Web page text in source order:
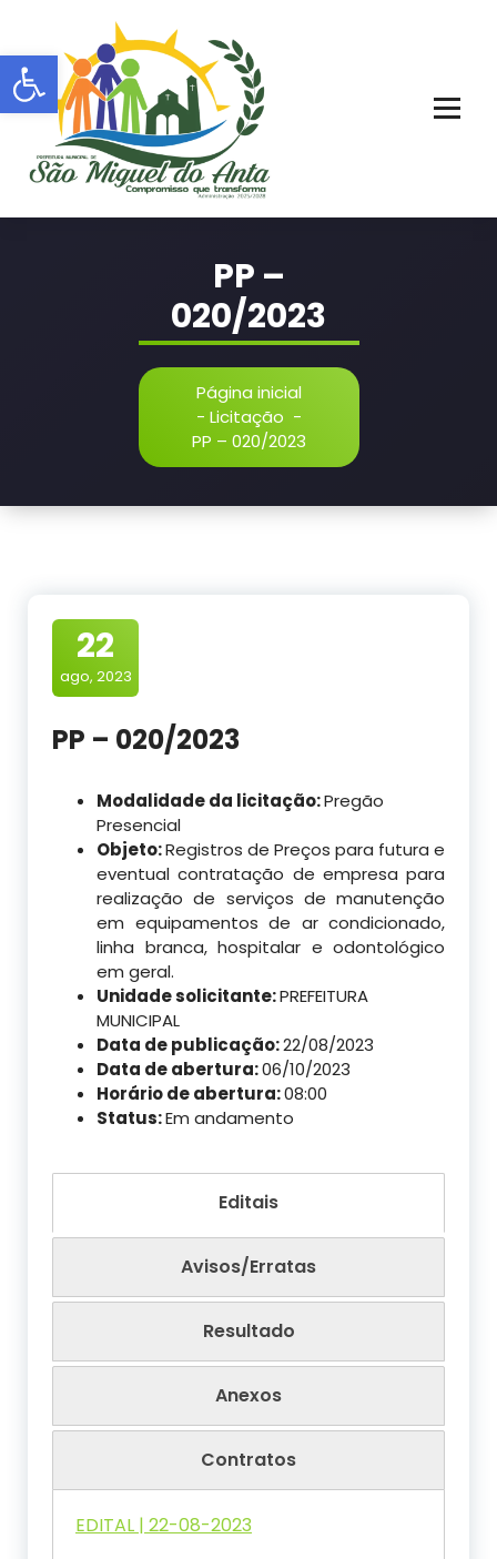
Barra de Ferramentas Aberta
o
conteúdo
PP –
020/2023
Página inicial
- Licitação -
PP – 020/2023
22
ago, 2023
PP – 020/2023
Modalidade da licitação:Pregão
Presencial
Objeto:Registros de Preços para futura e
eventual contratação de empresa para
realização de serviços de manutenção
em equipamentos de ar condicionado,
linha branca, hospitalar e odontológico
em geral.
Unidade solicitante:PREFEITURA
MUNICIPAL
Data de publicação:22/08/2023
Data de abertura:06/10/2023
Horário de abertura:08:00
Status:Em andamento
Editais
Avisos/Erratas
Resultado
Anexos
Contratos
EDITAL | 22-08-2023